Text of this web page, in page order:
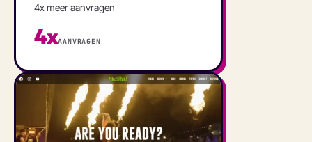
4x meer aanvragen
4xAANVRAGEN